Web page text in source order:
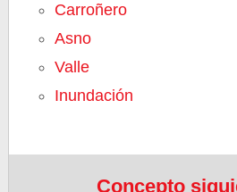
Carroñero
Asno
Valle
Inundación
Concepto